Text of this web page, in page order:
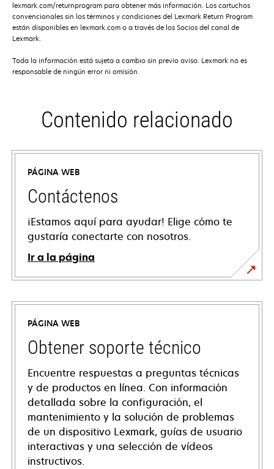
lexmark.com/returnprogram para obtener más información. Los cartuchos
convencionales sin los términos y condiciones del Lexmark Return Program
están disponibles en lexmark.com o a través de los Socios del canal de
Lexmark.
Toda la información está sujeta a cambio sin previo aviso. Lexmark no es
responsable de ningún error ni omisión.
Contenido relacionado
PÁGINA WEB
Contáctenos
¡Estamos aquí para ayudar! Elige cómo te
gustaría conectarte con nosotros.
Ir a la página
PÁGINA WEB
Obtener soporte técnico
Encuentre respuestas a preguntas técnicas
y de productos en línea. Con información
detallada sobre la configuración, el
mantenimiento y la solución de problemas
de un dispositivo Lexmark, guías de usuario
interactivas y una selección de vídeos
instructivos.